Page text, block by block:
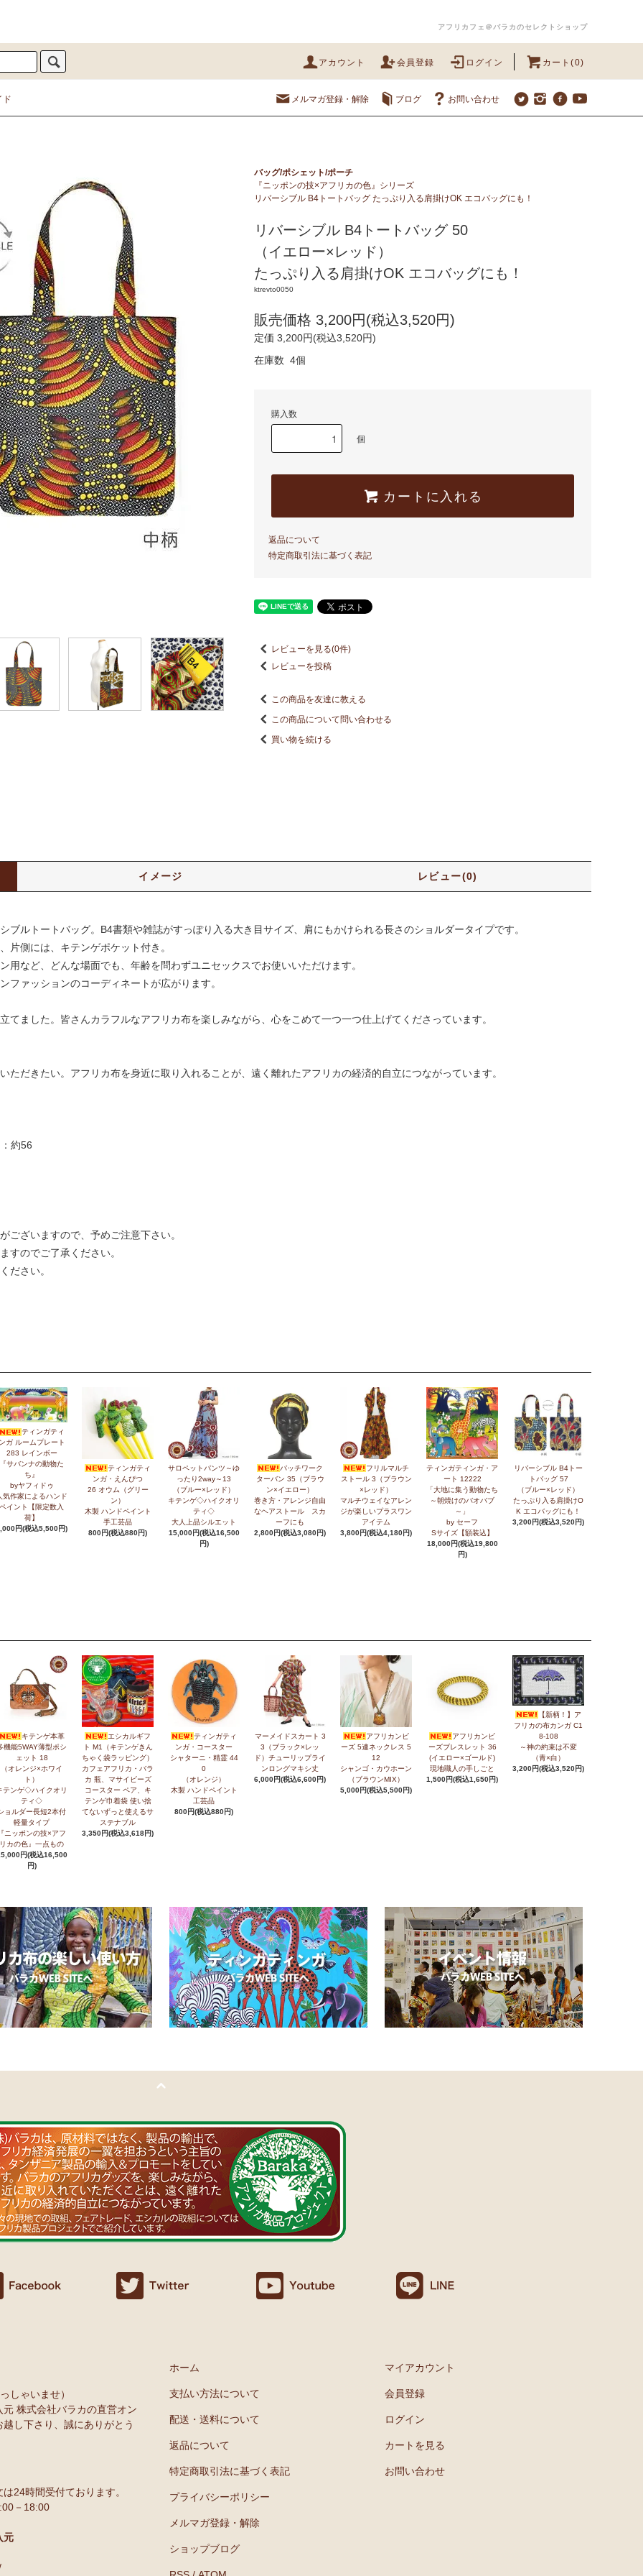
アフリカフェ＠バラカのセレクトショップ
アカウント 会員登録 ログイン カート(0)
ド メルマガ登録・解除 ブログ お問い合わせ
バッグ/ポシェット/ポーチ
『ニッポンの技×アフリカの色』シリーズ
リバーシブル B4トートバッグ たっぷり入る肩掛けOK エコバッグにも！
リバーシブル B4トートバッグ 50
（イエロー×レッド）
たっぷり入る肩掛けOK エコバッグにも！
ktrevto0050
販売価格 3,200円(税込3,520円)
定価 3,200円(税込3,520円)
在庫数 4個
購入数
個
カートに入れる
返品について
特定商取引法に基づく表記
レビューを見る(0件)
レビューを投稿
この商品を友達に教える
この商品について問い合わせる
買い物を続ける
イメージ レビュー(0)
ルトートバッグ。B4書類や雑誌がすっぽり入る大き目サイズ、肩にもかけられる長さのショルダータイプです。
側には、キテンゲポケット付き。
など、どんな場面でも、年齢を問わずユニセックスでお使いいただけます。
ァッションのコーディネートが広がります。
ました。皆さんカラフルなアフリカ布を楽しみながら、心をこめて一つ一つ仕上げてくださっています。
だきたい。アフリカ布を身近に取り入れることが、遠く離れたアフリカの経済的自立につながっています。
約56
ございますので、予めご注意下さい。
すのでご了承ください。
ださい。
ティンガティ
ガ ルームプレート
283 レインボー
『サバンナの動物た
ち』
byヤフィドゥ
気作家によるハンド
ペイント【限定数入
荷】
円(税込5,500円)
ティンガティ
ンガ・えんぴつ
26 オウム（グリー
ン）
木製 ハンドペイント
手工芸品
800円(税込880円)
サロペットパンツ～ゆ
ったり2way～13
（ブルー×レッド）
キテンゲ◇ハイクオリ
ティ◇
大人上品シルエット
15,000円(税込16,500
円)
パッチワーク
ターバン 35（ブラウ
ン×イエロー）
巻き方・アレンジ自由
なヘアストール スカ
ーフにも
2,800円(税込3,080円)
フリルマルチ
ストール 3（ブラウン
×レッド）
マルチウェイなアレン
ジが楽しいプラスワン
アイテム
3,800円(税込4,180円)
ティンガティンガ・ア
ート 12222
「大地に集う動物たち
～朝焼けのバオバブ
～」
by セーフ
Sサイズ【額装込】
18,000円(税込19,800
円)
リバーシブル B4トー
トバッグ 57
（ブルー×レッド）
たっぷり入る肩掛けO
K エコバッグにも！
3,200円(税込3,520円)
キテンゲ本革
機能5WAY薄型ポシ
ェット 18
（オレンジ×ホワイ
ト）
テンゲ◇ハイクオリ
ティ◇
ョルダー長短2本付
軽量タイプ
ニッポンの技×アフ
リカの色』一点もの
円(税込16,500
円)
エシカルギフ
ト M1（キテンゲきん
ちゃく袋ラッピング）
カフェアフリカ・バラ
カ 瓶、マサイビーズ
コースター ペア、キ
テンゲ巾着袋 使い捨
てないずっと使えるサ
ステナブル
3,350円(税込3,618円)
ティンガティ
ンガ・コースター
シャターニ・精霊 44
0
（オレンジ）
木製 ハンドペイント
工芸品
800円(税込880円)
マーメイドスカート 3
3（ブラック×レッ
ド）チューリップライ
ンロングマキシ丈
6,000円(税込6,600円)
アフリカンビ
ーズ 5連ネックレス 5
12
シャンゴ・カウホーン
（ブラウンMIX）
5,000円(税込5,500円)
アフリカンビ
ーズブレスレット 36
(イエロー×ゴールド)
現地職人の手しごと
1,500円(税込1,650円)
【新柄！】ア
フリカの布カンガ C1
8-108
～神の約束は不変
（青×白）
3,200円(税込3,520円)
しゃいませ）
株式会社バラカの直営オン
し下さり、誠にありがとう
24時間受付ております。
－18:00
元
ホーム
支払い方法について
配送・送料について
返品について
特定商取引法に基づく表記
プライバシーポリシー
メルマガ登録・解除
ショップブログ
マイアカウント
会員登録
ログイン
カートを見る
お問い合わせ